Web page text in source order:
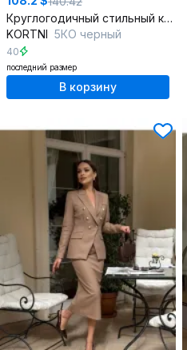
Круглогодичный стильный комбинезон с V-вырезом и карманами
KORTNI 5КО черный
40
последний размер
В корзину